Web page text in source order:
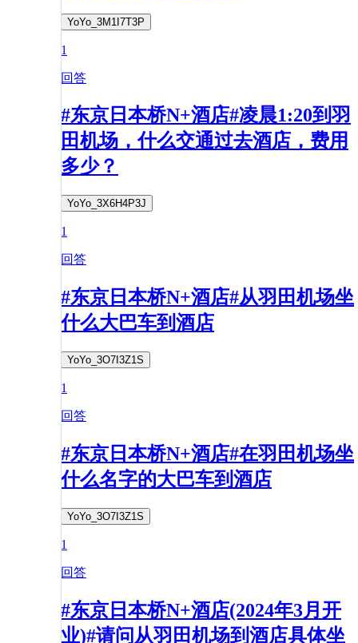
YoYo_3M1I7T3P
1
回答
#东京日本桥N+酒店#凌晨1:20到羽
田机场，什么交通过去酒店，费用
多少？
YoYo_3X6H4P3J
1
回答
#东京日本桥N+酒店#从羽田机场坐
什么大巴车到酒店
YoYo_3O7I3Z1S
1
回答
#东京日本桥N+酒店#在羽田机场坐
什么名字的大巴车到酒店
YoYo_3O7I3Z1S
1
回答
#东京日本桥N+酒店(2024年3月开
业)#请问从羽田机场到酒店具体坐